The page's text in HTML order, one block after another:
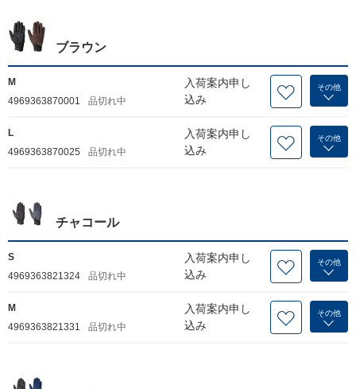
ブラウン
M
4969363870001
品切れ中
入荷案内申し
込み
その他
L
4969363870025
品切れ中
入荷案内申し
込み
その他
チャコール
S
4969363821324
品切れ中
入荷案内申し
込み
その他
M
4969363821331
品切れ中
入荷案内申し
込み
その他